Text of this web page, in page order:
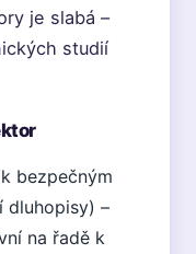
je slabá –
studií
bezpečným
dluhopisy) –
na řadě k